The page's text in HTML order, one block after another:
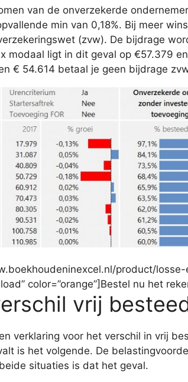
van de onverzekerde
min van 0,18%. Bij meer
(zvw). De bijdrage
modaal ligt in dit geval op €57.379
€ 54.614 betaal je geen bijdrage
product/
color=”orange”]Bestel nu het
vrij
verklaring voor het verschil in vrij
is het volgende. De
situaties is dat het geval.